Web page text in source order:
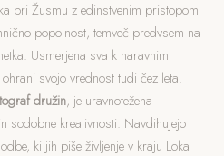
pri Žusmu z edinstvenim pristopom
popolnost, temveč predvsem na
Usmerjena sva k naravnim
svojo vrednost tudi čez leta.
družin, je uravnotežena
sodobne kreativnosti. Navdihujejo
ki jih piše življenje v kraju Loka